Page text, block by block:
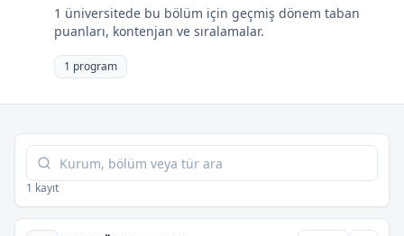
1 üniversitede bu bölüm için geçmiş dönem taban
puanları, kontenjan ve sıralamalar.
1 program
Tabloda ara
1 kayıt